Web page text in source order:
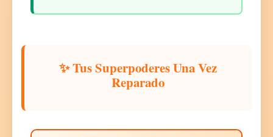
✨ Tus Superpoderes Una Vez
Reparado